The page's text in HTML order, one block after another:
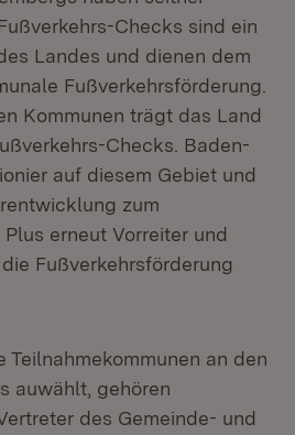
Checks sind ein
Landes und dienen dem
Fußverkehrsförderung.
Kommunen trägt das Land
Checks. Baden-
auf diesem Gebiet und
zum
erneut Vorreiter und
Fußverkehrsförderung
Teilnahmekommunen an den
auwählt, gehören
des Gemeinde- und